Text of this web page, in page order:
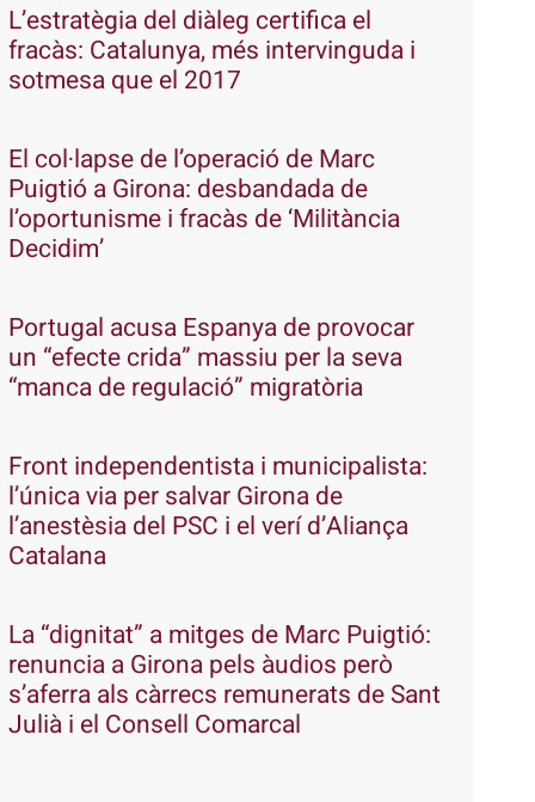
L’estratègia del diàleg certifica el
fracàs: Catalunya, més intervinguda i
sotmesa que el 2017
El col·lapse de l’operació de Marc
Puigtió a Girona: desbandada de
l’oportunisme i fracàs de ‘Militància
Decidim’
Portugal acusa Espanya de provocar
un “efecte crida” massiu per la seva
“manca de regulació” migratòria
Front independentista i municipalista:
l’única via per salvar Girona de
l’anestèsia del PSC i el verí d’Aliança
Catalana
La “dignitat” a mitges de Marc Puigtió:
renuncia a Girona pels àudios però
s’aferra als càrrecs remunerats de Sant
Julià i el Consell Comarcal